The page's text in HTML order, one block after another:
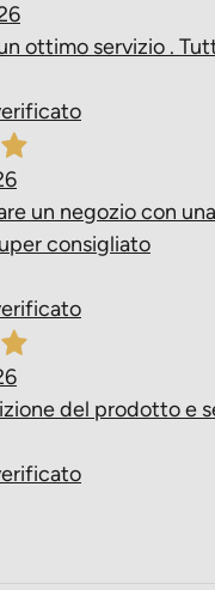
ottimo servizio .
un negozio con
consigliato
del prodotto e